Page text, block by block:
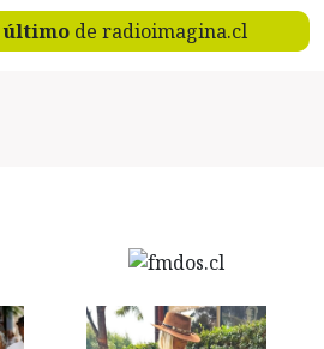
últimode radioimagina.cl